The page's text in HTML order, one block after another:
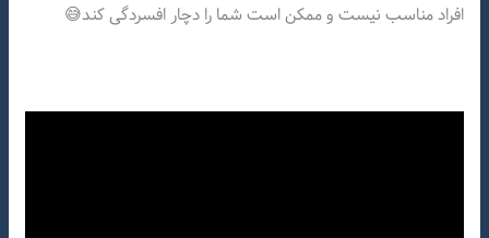
افراد مناسب نیست و ممکن است شما را دچار افسردگی کند😅